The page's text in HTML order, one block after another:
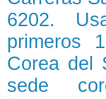
6202.
primeros
Corea del
sede